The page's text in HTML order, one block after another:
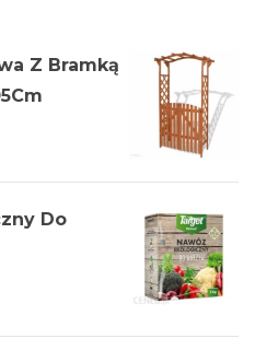
Z Bramką
Do